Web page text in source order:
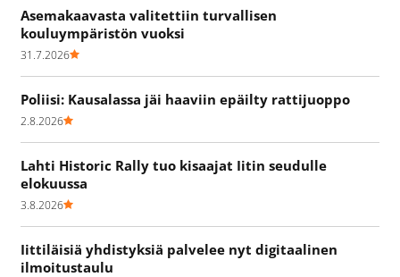
Asemakaavasta valitettiin turvallisen
kouluympäristön vuoksi
31.7.2026
Poliisi: Kausalassa jäi haaviin epäilty rattijuoppo
2.8.2026
Lahti Historic Rally tuo kisaajat Iitin seudulle
elokuussa
3.8.2026
Iittiläisiä yhdistyksiä palvelee nyt digitaalinen
ilmoitustaulu